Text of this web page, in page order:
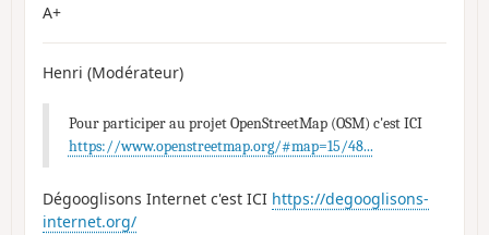
A+
Henri (Modérateur)
Pour participer au projet OpenStreetMap (OSM) c'est ICI
https://www.openstreetmap.org/#map=15/48...
Dégooglisons Internet c'est ICI https://degooglisons-
internet.org/